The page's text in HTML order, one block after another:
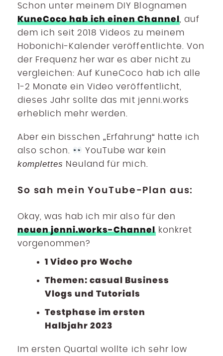
Schon unter meinem DIY Blognamen
KuneCoco hab ich einen Channel, auf
dem ich seit 2018 Videos zu meinem
Hobonichi-Kalender veröffentlichte. Von
der Frequenz her war es aber nicht zu
vergleichen: Auf KuneCoco hab ich alle
1-2 Monate ein Video veröffentlicht,
dieses Jahr sollte das mit jenni.works
erheblich mehr werden.
Aber ein bisschen „Erfahrung“ hatte ich
also schon.
YouTube war kein
komplettes Neuland für mich.
So sah mein YouTube-Plan aus:
Okay, was hab ich mir also für den
neuen jenni.works-Channelkonkret
vorgenommen?
1 Video pro Woche
Themen: casual Business
Vlogs und Tutorials
Testphase im ersten
Halbjahr 2023
Im ersten Quartal wollte ich sehr low